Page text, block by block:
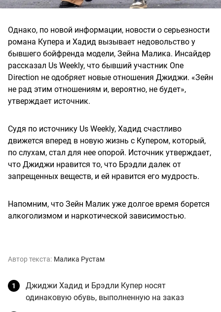
Однако, по новой информации, новости о серьезности
романа Купера и Хадид вызывает недовольство у
бывшего бойфренда модели, Зейна Малика. Инсайдер
рассказал Us Weekly, что бывший участник One
Direction не одобряет новые отношения Джиджи. «Зейн
не рад этим отношениям и, вероятно, не будет»,
утверждает источник.
Судя по источнику Us Weekly, Хадид счастливо
движется вперед в новую жизнь с Купером, который,
по слухам, стал для нее опорой. Источник утверждает,
что Джиджи нравится то, что Брэдли далек от
запрещенных веществ, и ей нравится его мудрость.
Напомним, что Зейн Малик уже долгое время борется
алкоголизмом и наркотической зависимостью.
Автор текста: Малика Рустам
Джиджи Хадид и Брэдли Купер носят
одинаковую обувь, выполненную на заказ